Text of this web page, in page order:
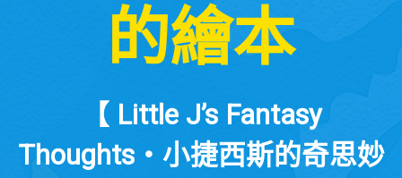
的繪本
【 Little J’s Fantasy
Thoughts・小捷西斯的奇思妙